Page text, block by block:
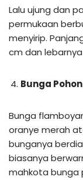
Lalu ujung dan
permukaan
menyirip.
cm dan
Bunga
Bunga
oranye merah
bunganya
biasanya
mahkota bunga